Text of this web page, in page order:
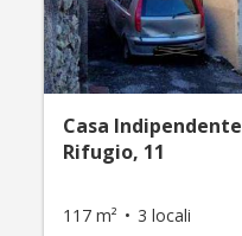
Casa
Rifugio, 11
117 m² 3 locali